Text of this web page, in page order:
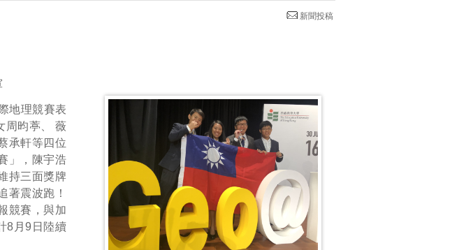
新聞投稿
地理競賽表
周昀葶、 薇
承軒等四位
」，陳宇浩
持三面獎牌
著震波跑！
競賽，與加
8月9日陸續